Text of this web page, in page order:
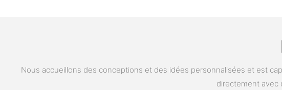
Nous accueillons des conceptions et des idées personnalisées et est
directement avec